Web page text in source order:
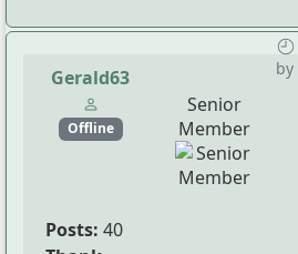
by
Gerald63
Offline
Senior
Member
Posts: 40